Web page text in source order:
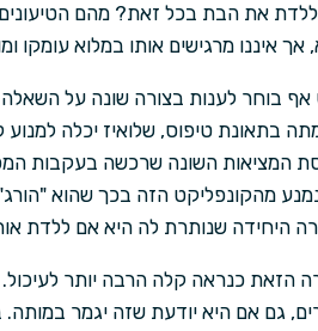
את הבת בכל זאת? מהם
אך איננו מרגישים אותו במלוא עומקו
בוחר לענות בצורה שונה על השאלה
בתאונת טיפוס, שלואיז יכלה
המציאות השונה שרכשה בעקבות
מהקונפליקט הזה בכך שהוא
היחידה שנותרת לה היא אם ללדת
הזאת כנראה קלה הרבה יותר
גם אם היא יודעת שזה יגמר במותה.